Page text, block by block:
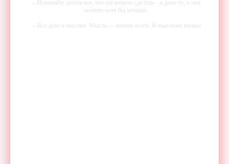
-- Начинайте делать все, что вы можете сделать – и даже то, о чем
можете хотя бы мечтать.
-- Все дело в мыслях. Мысль — начало всего. И мыслями можно